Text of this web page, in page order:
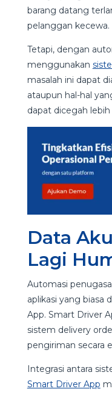
barang datang
pelanggan kecewa.
Tetapi, dengan
menggunakan
masalah ini dapat
ataupun hal-hal
dapat dicegah lebih
Data
Lagi
Automasi
aplikasi yang biasa
App. Smart Driver
sistem delivery
pengiriman secara
Integrasi antara
Smart Driver App